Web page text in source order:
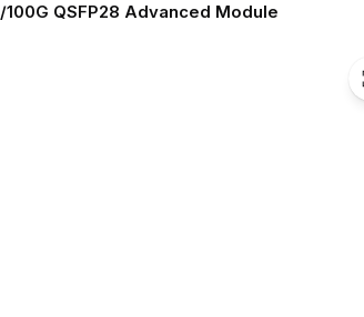
QSFP28 Advanced Module